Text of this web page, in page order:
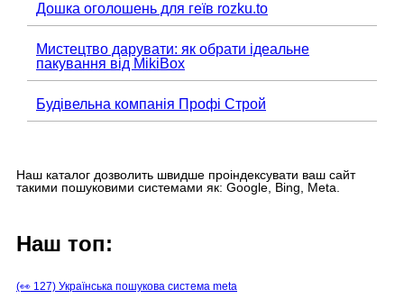
Дошка оголошень для геїв rozku.to
Мистецтво дарувати: як обрати ідеальне
пакування від MikiBox
Будівельна компанія Профі Строй
Наш каталог дозволить швидше проіндексувати ваш сайт
такими пошуковими системами як: Google, Bing, Meta.
Наш топ:
(👀 127) Українська пошукова система meta